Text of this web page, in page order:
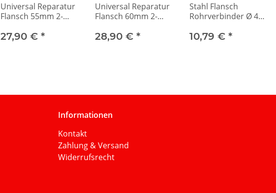
Universal Reparatur
Flansch 55mm 2-
27,90 € *
Universal Reparatur
Flansch 60mm 2-
28,90 € *
Stahl Flansch
Rohrverbinder Ø 45
10,79 € *
Informationen
Kontakt
Zahlung & Versand
Widerrufsrecht